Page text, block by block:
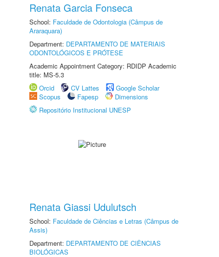
Renata Garcia Fonseca
School: Faculdade de Odontologia (Câmpus de
Araraquara)
Department: DEPARTAMENTO DE MATERIAIS
ODONTOLÓGICOS E PRÓTESE
Academic Appointment Category: RDIDP Academic
title: MS-5.3
Orcid
CV Lattes
Google Scholar
Scopus
Fapesp
Dimensions
Repositório Institucional UNESP
Renata Giassi Udulutsch
School: Faculdade de Ciências e Letras (Câmpus de
Assis)
Department: DEPARTAMENTO DE CIÊNCIAS
BIOLÓGICAS